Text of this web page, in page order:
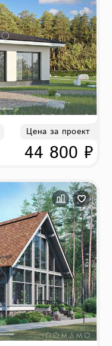
Цена за проект
44 800 ₽